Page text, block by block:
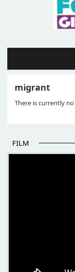
migrant
There is currently
FILM